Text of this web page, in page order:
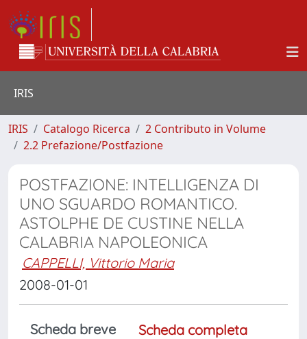
IRIS
IRIS Catalogo Ricerca
2 Contributo in Volume
2.2 Prefazione/Postfazione
POSTFAZIONE: INTELLIGENZA DI
UNO SGUARDO ROMANTICO.
ASTOLPHE DE CUSTINE NELLA
CALABRIA NAPOLEONICA
CAPPELLI, Vittorio Maria
2008-01-01
Scheda breve
Scheda completa